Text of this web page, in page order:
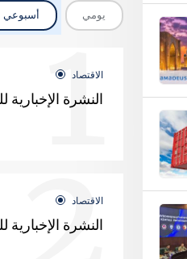
يومي أسبوعي
الاقتصاد
النشرة
1
الاقتصاد
النشرة
2